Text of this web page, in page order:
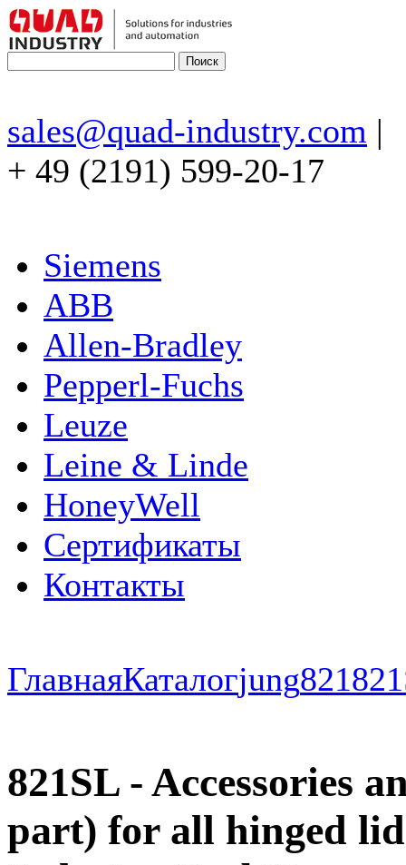
sales@quad-industry.com |
+ 49 (2191) 599-20-17
Siemens
ABB
Allen-Bradley
Pepperl-Fuchs
Leuze
Leine & Linde
HoneyWell
Сертификаты
Контакты
ГлавнаяКаталогjung821
821SL - Accessories
part) for all hinged